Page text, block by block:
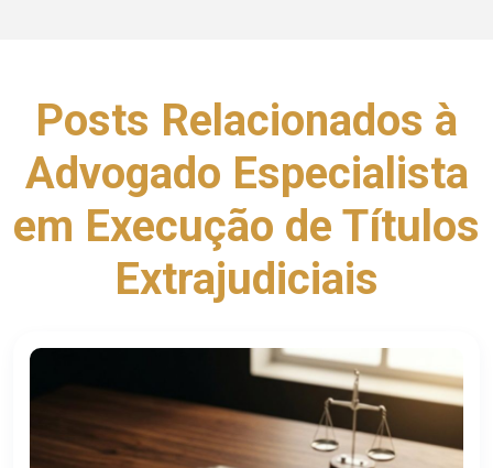
Posts Relacionados à
Advogado Especialista
em Execução de Títulos
Extrajudiciais